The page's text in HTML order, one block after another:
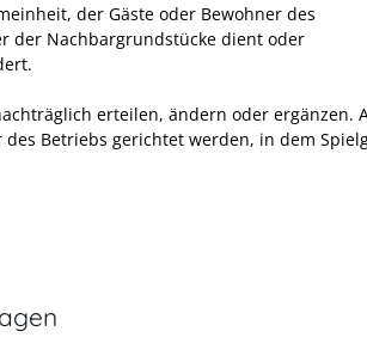
der Gäste oder Bewohner des
der Nachbargrundstücke dient oder
erteilen, ändern oder ergänzen.
Betriebs gerichtet werden, in dem